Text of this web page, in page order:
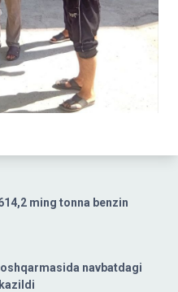
ming tonna benzin
navbatdagi